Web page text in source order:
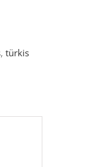
, türkis